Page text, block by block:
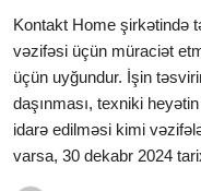
Maliyyə
Əlaqə
Xəbərlər
Kontakt Home şirkətində
vəzifəsi üçün müraciət
üçün uyğundur. İşin
daşınması, texniki
idarə edilməsi kimi
varsa, 30 dekabr 2024